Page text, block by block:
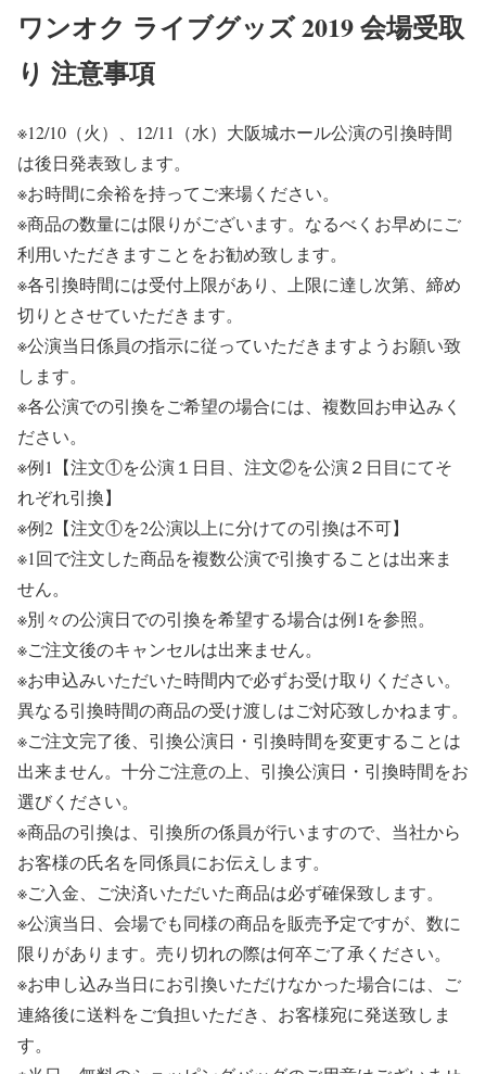
ワンオク ライブグッズ 2019 会場受取
り 注意事項
※12/10（火）、12/11（水）大阪城ホール公演の引換時間
は後日発表致します。
※お時間に余裕を持ってご来場ください。
※商品の数量には限りがございます。なるべくお早めにご
利用いただきますことをお勧め致します。
※各引換時間には受付上限があり、上限に達し次第、締め
切りとさせていただきます。
※公演当日係員の指示に従っていただきますようお願い致
します。
※各公演での引換をご希望の場合には、複数回お申込みく
ださい。
※例1【注文①を公演１日目、注文②を公演２日目にてそ
れぞれ引換】
※例2【注文①を2公演以上に分けての引換は不可】
※1回で注文した商品を複数公演で引換することは出来ま
せん。
※別々の公演日での引換を希望する場合は例1を参照。
※ご注文後のキャンセルは出来ません。
※お申込みいただいた時間内で必ずお受け取りください。
異なる引換時間の商品の受け渡しはご対応致しかねます。
※ご注文完了後、引換公演日・引換時間を変更することは
出来ません。十分ご注意の上、引換公演日・引換時間をお
選びください。
※商品の引換は、引換所の係員が行いますので、当社から
お客様の氏名を同係員にお伝えします。
※ご入金、ご決済いただいた商品は必ず確保致します。
※公演当日、会場でも同様の商品を販売予定ですが、数に
限りがあります。売り切れの際は何卒ご了承ください。
※お申し込み当日にお引換いただけなかった場合には、ご
連絡後に送料をご負担いただき、お客様宛に発送致しま
す。